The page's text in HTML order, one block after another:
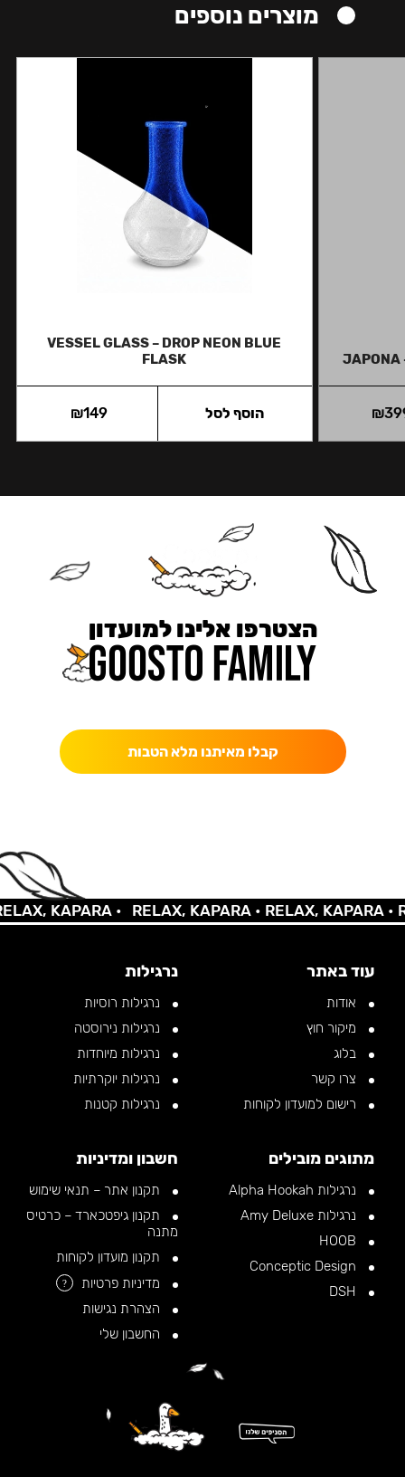
מוצרים נוספים
JAPONA
₪
VESSEL GLASS – DROP NEON BLUE
FLASK
₪149 הוסף לסל
הצטרפו אלינו למועדון
קבלו מאיתנו מלא הטבות
KAPARA • RELAX, KAPARA •RELAX, KAPARA •
עוד באתר
אודות
מיקור חוץ
בלוג
צרו קשר
רישום למועדון לקוחות
נרגילות
נרגילות רוסיות
נרגילות נירוסטה
נרגילות מיוחדות
נרגילות יוקרתיות
נרגילות קטנות
מתוגים מובילים
נרגילות Alpha Hookah
נרגילות Amy Deluxe
חשבון ומדיניות
תקנון אתר – תנאי שימוש
תקנון גיפטכארד – כרטיס
מתנה
תקנון מועדון לקוחות
מדיניות פרטיות
?
הצהרת נגישות
החשבון שלי